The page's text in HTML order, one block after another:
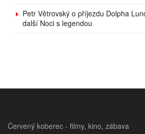
Petr Větrovský o příjezdu Dolpha
další Noci s legendou
Červený koberec - filmy, kino, zábava